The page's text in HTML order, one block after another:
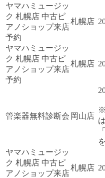
ヤマハミュージッ
ク 札幌店 中古ピ
アノショップ来店
予約
札幌店
ヤマハミュージッ
ク 札幌店 中古ピ
アノショップ来店
予約
札幌店
管楽器無料診断会 岡山店
※
ヤマハミュージッ
ク 札幌店 中古ピ
アノショップ来店
札幌店